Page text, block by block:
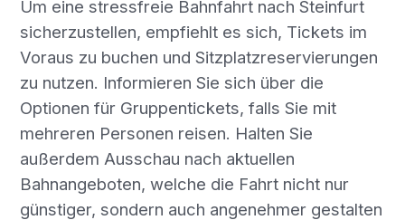
Um eine stressfreie Bahnfahrt nach Steinfurt
sicherzustellen, empfiehlt es sich, Tickets im
Voraus zu buchen und Sitzplatzreservierungen
zu nutzen. Informieren Sie sich über die
Optionen für Gruppentickets, falls Sie mit
mehreren Personen reisen. Halten Sie
außerdem Ausschau nach aktuellen
Bahnangeboten, welche die Fahrt nicht nur
günstiger, sondern auch angenehmer gestalten